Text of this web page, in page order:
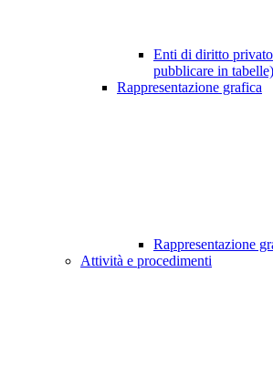
Enti di diritto
pubblicare in tabelle)
Rappresentazione grafica
Rappresentazione
Attività e procedimenti